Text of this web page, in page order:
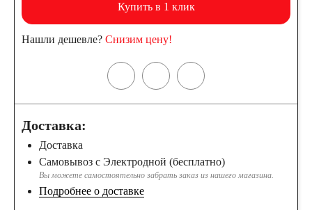
Купить в 1 клик
Нашли дешевле? Снизим цену!
Доставка:
Доставка
Самовывоз с Электродной (бесплатно)
Вы можете самостоятельно забрать заказ из нашего магазина.
Подробнее о доставке